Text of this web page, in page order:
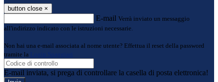
button close ×
E-mail Verrà inviato un messaggio
all'indirizzo indicato con le istruzioni necessarie.
Non hai una e-mail associata al nome utente? Effettua il reset della password
tramite la
Login Spaggiari
E-mail inviata, si prega di controllare la casella di posta elettronica!